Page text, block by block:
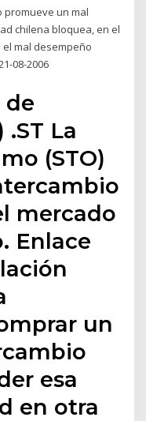
un mal
chilena bloquea, en el
mal desempeño
08-2006
de
.ST La
(STO)
mercado
Enlace
un
esa
en otra